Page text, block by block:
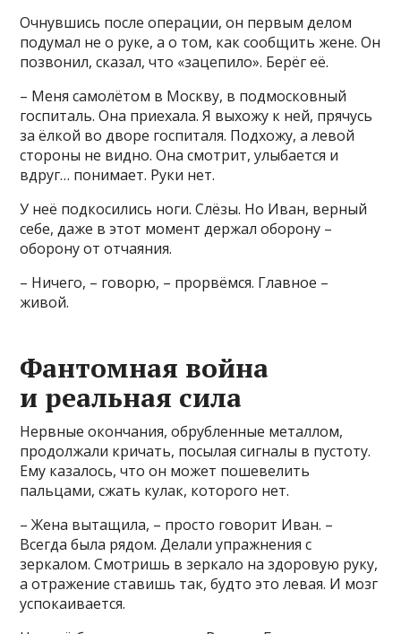
Очнувшись после операции, он первым делом
подумал не о руке, а о том, как сообщить жене. Он
позвонил, сказал, что «зацепило». Берёг её.
– Меня самолётом в Москву, в подмосковный
госпиталь. Она приехала. Я выхожу к ней, прячусь
за ёлкой во дворе госпиталя. Подхожу, а левой
стороны не видно. Она смотрит, улыбается и
вдруг… понимает. Руки нет.
У неё подкосились ноги. Слёзы. Но Иван, верный
себе, даже в этот момент держал оборону –
оборону от отчаяния.
– Ничего, – говорю, – прорвёмся. Главное –
живой.
Фантомная война
и реальная сила
Нервные окончания, обрубленные металлом,
продолжали кричать, посылая сигналы в пустоту.
Ему казалось, что он может пошевелить
пальцами, сжать кулак, которого нет.
– Жена вытащила, – просто говорит Иван. –
Всегда была рядом. Делали упражнения с
зеркалом. Смотришь в зеркало на здоровую руку,
а отражение ставишь так, будто это левая. И мозг
успокаивается.